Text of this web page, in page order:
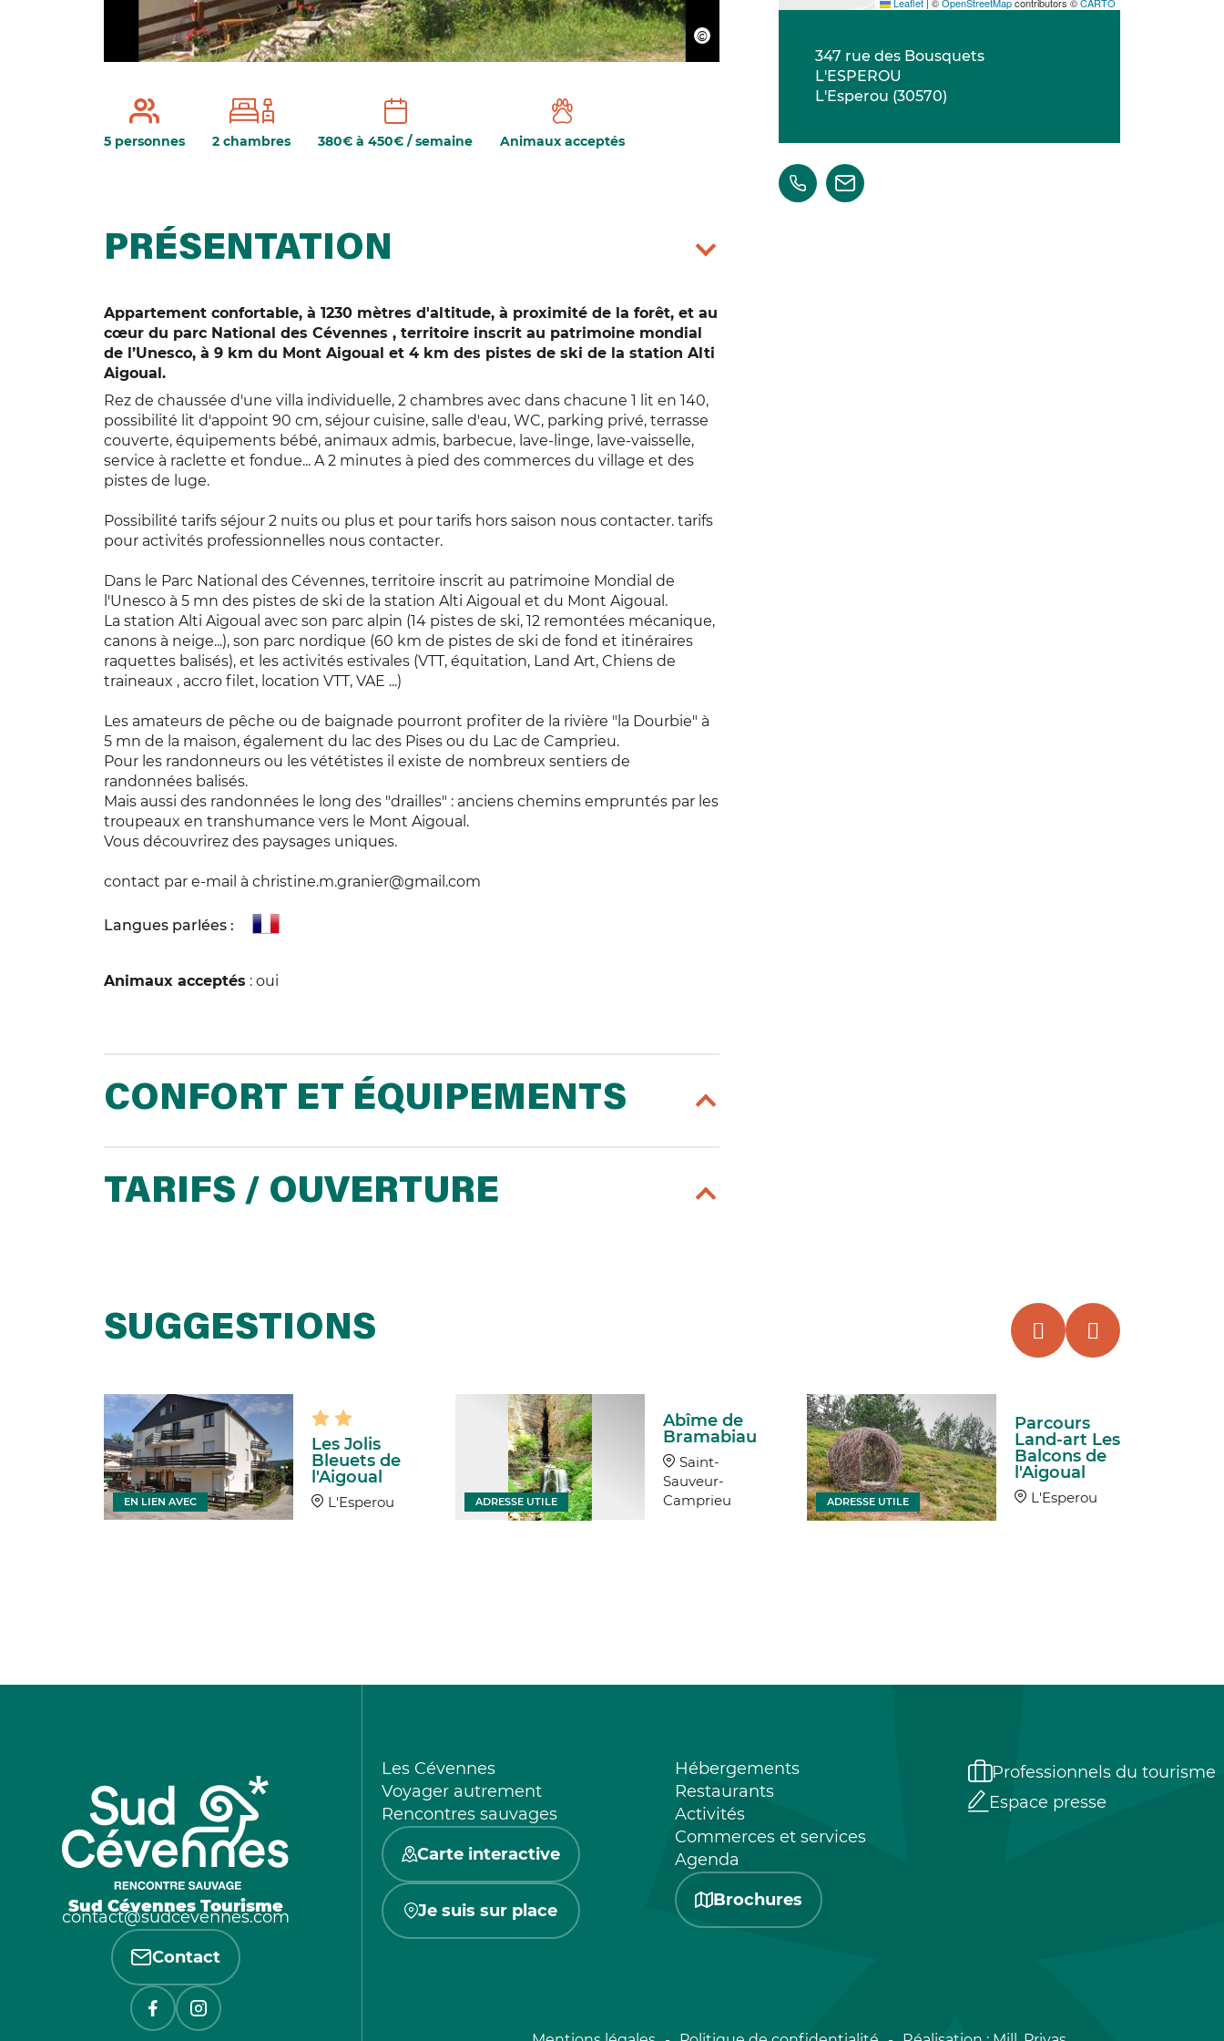
5 personnes 2 chambres 380€ à 450€ / semaine Animaux acceptés
PRÉSENTATION
Appartement confortable, à 1230 mètres d'altitude, à proximité de la forêt, et au
cœur du parc National des Cévennes , territoire inscrit au patrimoine mondial
de l’Unesco, à 9 km du Mont Aigoual et 4 km des pistes de ski de la station Alti
Aigoual.
Rez de chaussée d'une villa individuelle, 2 chambres avec dans chacune 1 lit en 140,
possibilité lit d'appoint 90 cm, séjour cuisine, salle d'eau, WC, parking privé, terrasse
couverte, équipements bébé, animaux admis, barbecue, lave-linge, lave-vaisselle,
service à raclette et fondue... A 2 minutes à pied des commerces du village et des
pistes de luge.
Possibilité tarifs séjour 2 nuits ou plus et pour tarifs hors saison nous contacter. tarifs
pour activités professionnelles nous contacter.
Dans le Parc National des Cévennes, territoire inscrit au patrimoine Mondial de
l'Unesco à 5 mn des pistes de ski de la station Alti Aigoual et du Mont Aigoual.
La station Alti Aigoual avec son parc alpin (14 pistes de ski, 12 remontées mécanique,
canons à neige...), son parc nordique (60 km de pistes de ski de fond et itinéraires
raquettes balisés), et les activités estivales (VTT, équitation, Land Art, Chiens de
traineaux , accro filet, location VTT, VAE ...)
Les amateurs de pêche ou de baignade pourront profiter de la rivière "la Dourbie" à
5 mn de la maison, également du lac des Pises ou du Lac de Camprieu.
Pour les randonneurs ou les vététistes il existe de nombreux sentiers de
randonnées balisés.
Mais aussi des randonnées le long des "drailles" : anciens chemins empruntés par les
troupeaux en transhumance vers le Mont Aigoual.
Vous découvrirez des paysages uniques.
contact par e-mail à christine.m.granier@gmail.com
Langues parlées :
Animaux acceptés : oui
CONFORT ET ÉQUIPEMENTS
TARIFS / OUVERTURE
347 rue des Bousquets
L'ESPEROU
L'Esperou (30570)
SUGGESTIONS
Les Jolis
Bleuets de
l'Aigoual
L'Esperou
EN LIEN AVEC
Abîme de
Bramabiau
Saint-
Sauveur-
Camprieu
ADRESSE UTILE
Parcours
Land-art Les
Balcons de
l'Aigoual
L'Esperou
ADRESSE UTILE
Sud Cévennes Tourisme
contact@sudcevennes.com
Contact
Les Cévennes
Voyager autrement
Rencontres sauvages
Carte interactive
Je suis sur place
Hébergements
Restaurants
Activités
Commerces et services
Agenda
Brochures
Professionnels du tourisme
Espace presse